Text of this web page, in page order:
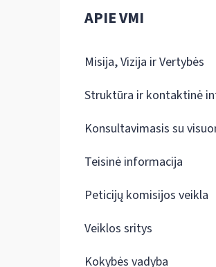
APIE VMI
Misija, Vizija ir Vertybės
Struktūra ir kontaktinė
Konsultavimasis su
Teisinė informacija
Peticijų komisijos veikla
Veiklos sritys
Kokybės vadyba